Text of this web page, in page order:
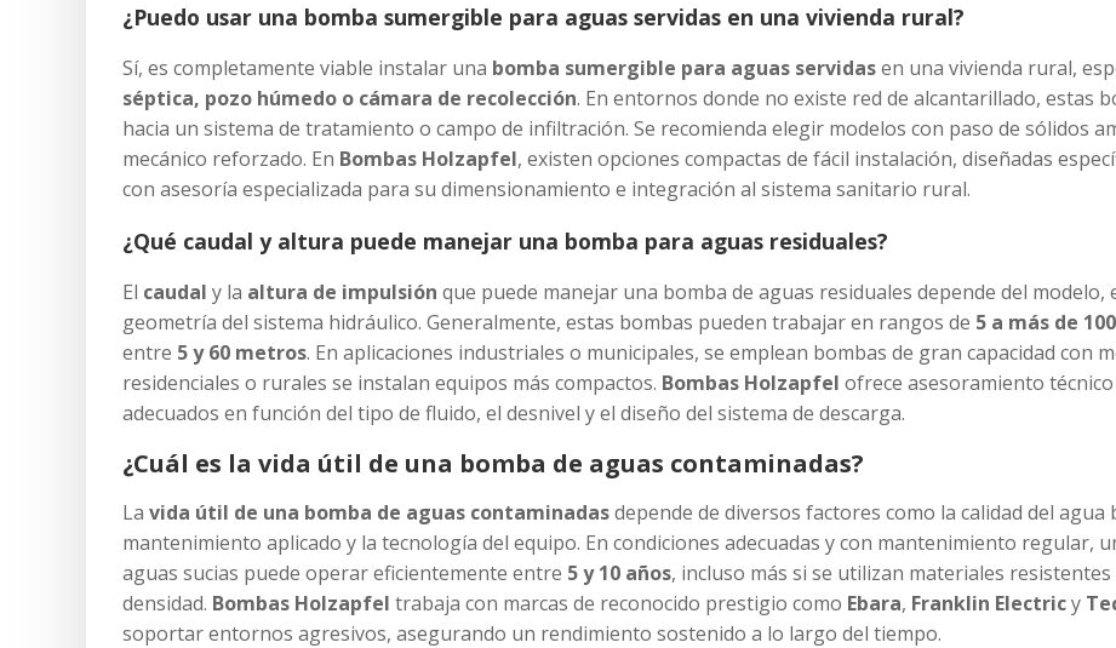
¿Puedo usar una bomba sumergible para aguas servidas en una vivienda rural?
Sí, es completamente viable instalar una bomba sumergible para aguas servidasen una vivienda rural,
séptica, pozo húmedo o cámara de recolección. En entornos donde no existe red de alcantarillado, estas
hacia un sistema de tratamiento o campo de infiltración. Se recomienda elegir modelos con paso de sólidos
mecánico reforzado. En Bombas Holzapfel, existen opciones compactas de fácil instalación, diseñadas
con asesoría especializada para su dimensionamiento e integración al sistema sanitario rural.
¿Qué caudal y altura puede manejar una bomba para aguas residuales?
El caudal y la altura de impulsión que puede manejar una bomba de aguas residuales depende del
geometría del sistema hidráulico. Generalmente, estas bombas pueden trabajar en rangos de 5 a más de
entre 5 y 60 metros. En aplicaciones industriales o municipales, se emplean bombas de gran capacidad con
residenciales o rurales se instalan equipos más compactos. Bombas Holzapfel ofrece asesoramiento
adecuados en función del tipo de fluido, el desnivel y el diseño del sistema de descarga.
¿Cuál es la vida útil de una bomba de aguas contaminadas?
La vida útil de una bomba de aguas contaminadasdepende de diversos factores como la calidad del
mantenimiento aplicado y la tecnología del equipo. En condiciones adecuadas y con mantenimiento regular,
aguas sucias puede operar eficientemente entre 5 y 10 años, incluso más si se utilizan materiales
densidad. Bombas Holzapfel trabaja con marcas de reconocido prestigio como Ebara, Franklin Electricy
soportar entornos agresivos, asegurando un rendimiento sostenido a lo largo del tiempo.